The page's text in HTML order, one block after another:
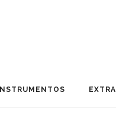
INSTRUMENTOS EXTRA